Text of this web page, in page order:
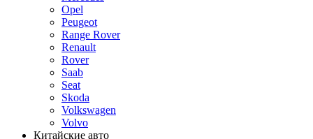
Opel
Peugeot
Range Rover
Renault
Rover
Saab
Seat
Skoda
Volkswagen
Volvo
Китайские авто